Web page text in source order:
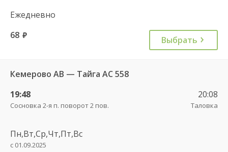
Ежедневно
68 руб. Выбрать
Кемерово АВ — Тайга АС 558
19:48
Сосновка 2-я п. поворот 2 пов.
20:08
Таловка
Пн,Вт,Ср,Чт,Пт,Вс
с 01.09.2025